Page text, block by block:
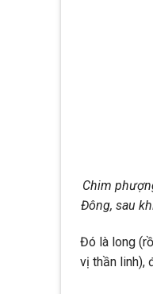
Chim
Đông, sau
Đó là long
vị thần linh),